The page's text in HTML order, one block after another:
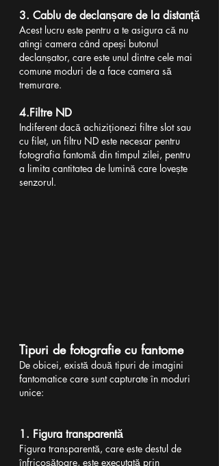
3. Cablu de declanșare de la distanță
Acest lucru este pentru a te asigura că nu
atingi camera când apeși butonul
declanșator, care este unul dintre cele mai
comune moduri de a face camera să
tremurare.
4.Filtre ND
Indiferent dacă achiziționezi filtre slot sau
cu filet, un filtru ND este necesar pentru
fotografia fantomă din timpul zilei, pentru
a limita cantitatea de lumină care lovește
senzorul.
Tipuri de fotografie cu fantome
De obicei, există două tipuri de imagini
fantomatice care sunt capturate în moduri
unice:
1. Figura transparentă
Figura transparentă, care este destul de
înfricoșătoare, este executată prin